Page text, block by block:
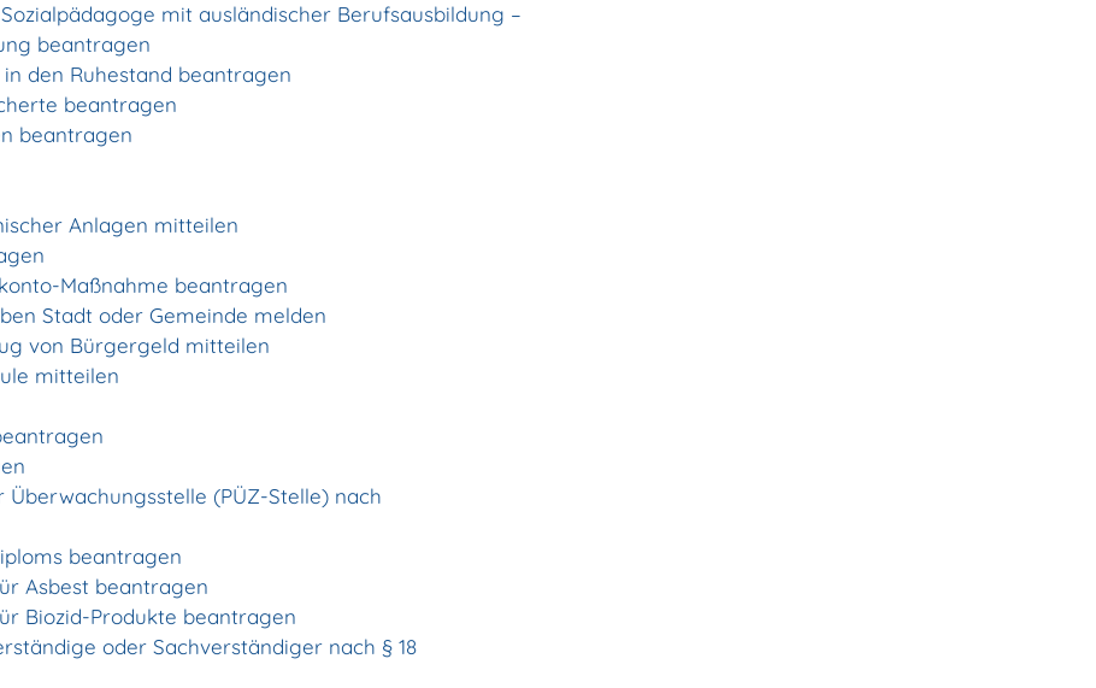
mit ausländischer Berufsausbildung –
beantragen
den Ruhestand beantragen
beantragen
beantragen
Anlagen mitteilen
Maßnahme beantragen
Stadt oder Gemeinde melden
von Bürgergeld mitteilen
mitteilen
(PÜZ-Stelle) nach
beantragen
Asbest beantragen
Biozid-Produkte beantragen
oder Sachverständiger nach § 18